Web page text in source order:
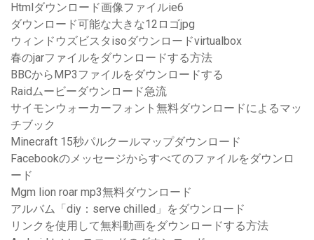
Htmlダウンロード画像ファイルie6
ダウンロード可能な大きな12ロゴjpg
ウィンドウズビスタisoダウンロードvirtualbox
春のjarファイルをダウンロードする方法
BBCからMP3ファイルをダウンロードする
Raidムービーダウンロード急流
サイモンウォーカーフォント無料ダウンロードによるマッ
チブック
Minecraft 15秒パルクールマップダウンロード
Facebookのメッセージからすべてのファイルをダウンロ
ード
Mgm lion roar mp3無料ダウンロード
アルバム「diy：serve chilled」をダウンロード
リンクを使用して無料動画をダウンロードする方法